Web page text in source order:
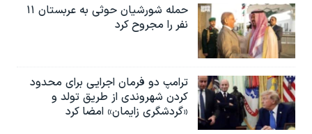
حمله شورشیان حوثی به عربستان ۱۱
نفر را مجروح کرد
ترامپ دو فرمان اجرایی برای محدود
کردن شهروندی از طریق تولد و
«گردشگری زایمان» امضا کرد